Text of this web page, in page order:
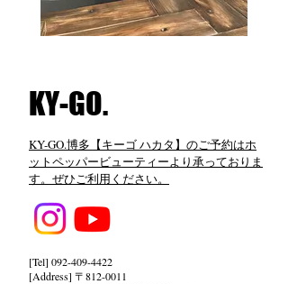
​KY-GO.
KY-GO.博多【キーゴ ハカタ】のご予約はホ
ットペッパービューティーより承っておりま
す。ぜひご利用ください。
[Tel] 092-409-4422
[Address] 〒812-0011